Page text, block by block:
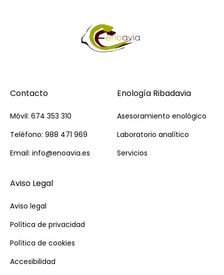
Contacto
Móvil: 674 353 310
Teléfono: 988 471 969
Email: info@enoavia.es
Enología Ribadavia
Asesoramiento enológico
Laboratorio analítico
Servicios
Aviso Legal
Aviso legal
Política de privacidad
Política de cookies
Accesibilidad